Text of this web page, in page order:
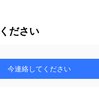
ださい
今連絡してください